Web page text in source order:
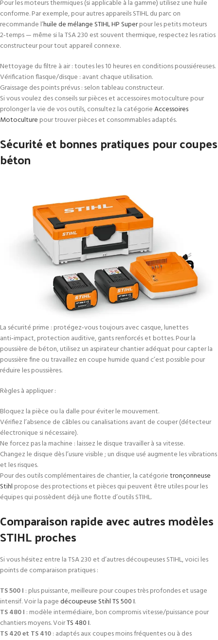
Pour les moteurs thermiques (si applicable à la gamme) utilisez une huile
conforme. Par exemple, pour autres appareils STIHL du parc on
recommande l’huile de mélange STIHL HP Superpour les petits moteurs
2‑temps — même si la TSA 230 est souvent thermique, respectez les ratios
constructeur pour tout appareil connexe.
Nettoyage du filtre à air : toutes les 10 heures en conditions poussiéreuses.
Vérification flasque/disque : avant chaque utilisation.
Graissage des points prévus : selon tableau constructeur.
Si vous voulez des conseils sur pièces et accessoires motoculture pour
prolonger la vie de vos outils, consultez la catégorieAccessoires
Motoculture pour trouver pièces et consommables adaptés.
Sécurité et bonnes pratiques pour coupes
béton
La sécurité prime : protégez‑vous toujours avec casque, lunettes
anti‑impact, protection auditive, gants renforcés et bottes. Pour la
poussière de béton, utilisez un aspirateur chantier adéquat pour capter la
poussière fine ou travaillez en coupe humide quand c’est possible pour
réduire les poussières.
Règles à appliquer :
Bloquez la pièce ou la dalle pour éviter le mouvement.
Vérifiez l’absence de câbles ou canalisations avant de couper (détecteur
électronique si nécessaire).
Ne forcez pas la machine : laissez le disque travailler à sa vitesse.
Changez le disque dès l’usure visible ; un disque usé augmente les vibrations
et les risques.
Pour des outils complémentaires de chantier, la catégorietronçonneuse
Stihl propose des protections et pièces qui peuvent être utiles pour les
équipes qui possèdent déjà une flotte d’outils STIHL.
Comparaison rapide avec autres modèles
STIHL proches
Si vous hésitez entre la TSA 230 et d’autres découpeuses STIHL, voici les
points de comparaison pratiques :
TS 500 I : plus puissante, meilleure pour coupes très profondes et usage
intensif. Voir la pagedécoupeuse Stihl TS 500 I.
TS 480 I : modèle intermédiaire, bon compromis vitesse/puissance pour
chantiers moyens. VoirTS 480 I.
TS 420 et TS 410: adaptés aux coupes moins fréquentes ou à des